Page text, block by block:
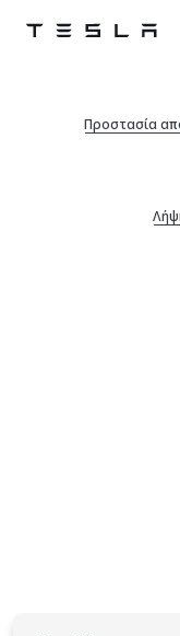
Tesla
Προστασία